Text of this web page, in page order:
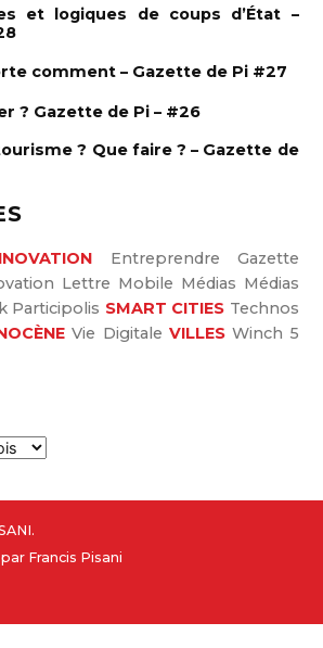
r
et logiques de coups d’État –
comment – Gazette de Pi #27
? Gazette de Pi – #26
? Que faire ? – Gazette de
Entreprendre
Gazette
Lettre Mobile Médias Médias
Participolis SMART CITIES Technos
Vie Digitale VILLES Winch 5
Francis Pisani